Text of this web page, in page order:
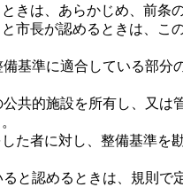
きは、あらかじめ、前条
市長が認めるときは、こ
基準に適合している部分
共的施設を所有し、又は
者に対し、整備基準を
と認めるときは、規則で